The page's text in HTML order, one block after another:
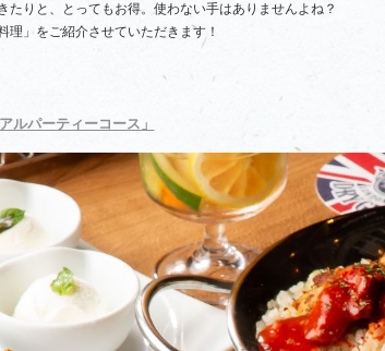
たりと、とってもお得。使わない手はありませんよね？
理」をご紹介させていただきます！
ルパーティーコース」